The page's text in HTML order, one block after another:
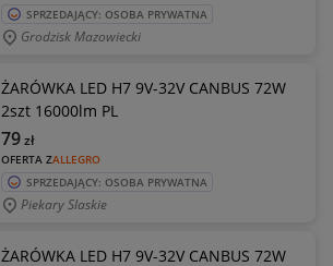
SPRZEDAJĄCY: OSOBA PRYWATNA
Grodzisk Mazowiecki
ŻARÓWKA LED H7 9V-32V CANBUS 72W
2szt 16000lm PL
OFERTA ZALLEGRO
79zł
SPRZEDAJĄCY: OSOBA PRYWATNA
Piekary Slaskie
ŻARÓWKA LED H7 9V-32V CANBUS 72W